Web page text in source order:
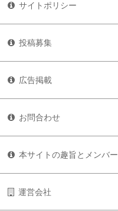
サイトポリシー
投稿募集
広告掲載
お問合わせ
本サイトの趣旨とメンバー
運営会社